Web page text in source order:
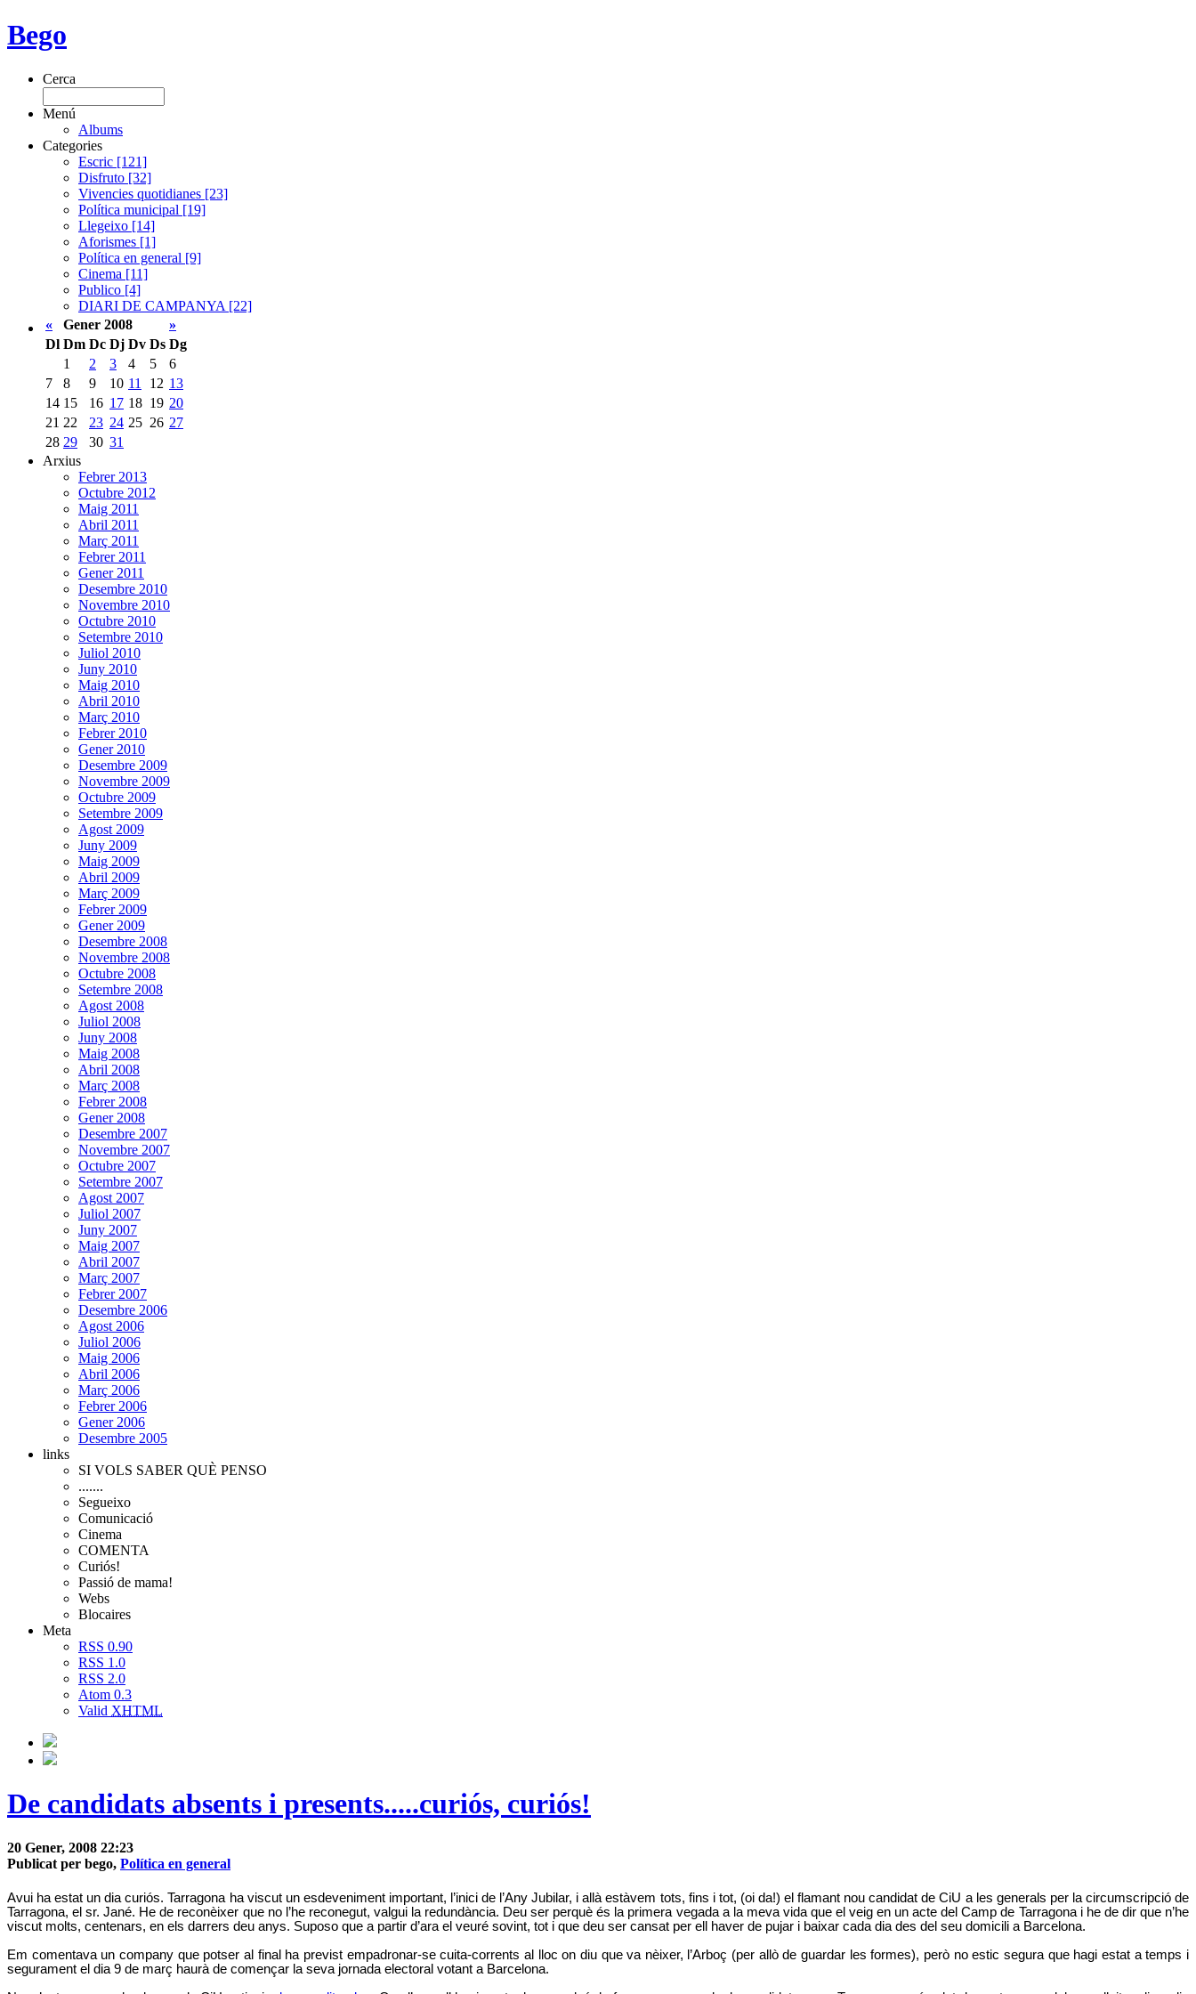
Bego
Cerca
Menú
Albums
Categories
Escric [121]
Disfruto [32]
Vivencies quotidianes [23]
Política municipal [19]
Llegeixo [14]
Aforismes [1]
Política en general [9]
Cinema [11]
Publico [4]
DIARI DE CAMPANYA [22]
«
Gener 2008
»
Dl Dm Dc Dj Dv Ds Dg
1
2 3 4 5
6
7
8 9 10 11 12 13
14 15 16 17 18 19 20
21 22 23 24 25 26 27
28 29 30 31
Arxius
Febrer 2013
Octubre 2012
Maig 2011
Abril 2011
Març 2011
Febrer 2011
Gener 2011
Desembre 2010
Novembre 2010
Octubre 2010
Setembre 2010
Juliol 2010
Juny 2010
Maig 2010
Abril 2010
Març 2010
Febrer 2010
Gener 2010
Desembre 2009
Novembre 2009
Octubre 2009
Setembre 2009
Agost 2009
Juny 2009
Maig 2009
Abril 2009
Març 2009
Febrer 2009
Gener 2009
Desembre 2008
Novembre 2008
Octubre 2008
Setembre 2008
Agost 2008
Juliol 2008
Juny 2008
Maig 2008
Abril 2008
Març 2008
Febrer 2008
Gener 2008
Desembre 2007
Novembre 2007
Octubre 2007
Setembre 2007
Agost 2007
Juliol 2007
Juny 2007
Maig 2007
Abril 2007
Març 2007
Febrer 2007
Desembre 2006
Agost 2006
Juliol 2006
Maig 2006
Abril 2006
Març 2006
Febrer 2006
Gener 2006
Desembre 2005
links
SI VOLS SABER QUÈ PENSO
.......
Segueixo
Comunicació
Cinema
COMENTA
Curiós!
Passió de mama!
Webs
Blocaires
Meta
RSS 0.90
RSS 1.0
RSS 2.0
Atom 0.3
Valid XHTML
De candidats absents i presents.....curiós, curiós!
20 Gener, 2008 22:23
Publicat per bego, Política en general
Avui ha estat un dia curiós. Tarragona ha viscut un esdeveniment important, l’inici de l’Any Jubilar, i allà estàvem tots, fins i tot, (oi da!) el flamant nou candidat de CiU a les generals per la circumscripció de
Tarragona, el sr. Jané. He de reconèixer que no l’he reconegut, valgui la redundància. Deu ser perquè és la primera vegada a la meva vida que el veig en un acte del Camp de Tarragona i he de dir que n’he
viscut molts, centenars, en els darrers deu anys. Suposo que a partir d’ara el veuré sovint, tot i que deu ser cansat per ell haver de pujar i baixar cada dia des del seu domicili a Barcelona.
Em comentava un company que potser al final ha previst empadronar-se cuita-corrents al lloc on diu que va nèixer, l’Arboç (per allò de guardar les formes), però no estic segura que hagi estat a temps i
segurament el dia 9 de març haurà de començar la seva jornada electoral votant a Barcelona.